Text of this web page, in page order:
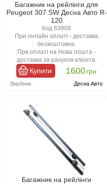
Багажник на рейлінги для
Peugeot 307 SW Десна Авто R-
120
Код 63908
При онлайн оплаті - доставка
безкоштовна.
При оплаті на Нова пошта -
доставка за рахунок клієнта.
Купити 1600грн
Вирбник: Десна Авто
Багажник на рейлінги